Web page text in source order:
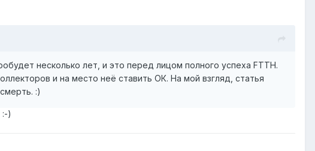
несколько лет, и это перед лицом полного успеха FTTH.
и на место неё ставить ОК. На мой взгляд, статья
:)
)